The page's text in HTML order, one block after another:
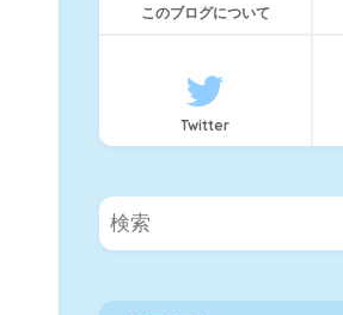
このブログについて
Twitter